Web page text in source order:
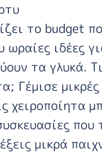
το budget
ιδέες
τα γλυκά.
Γέμισε
χειροποίητα
που
μικρά